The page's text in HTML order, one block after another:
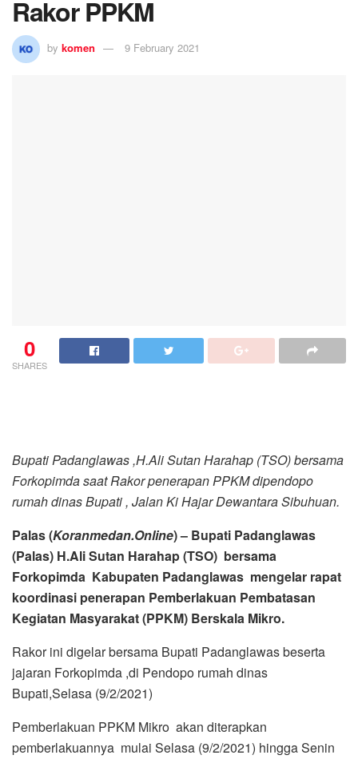
Rakor PPKM
by komen 9 February 2021
0
SHARES
Bupati Padanglawas ,H.Ali Sutan Harahap (TSO) bersama
Forkopimda saat Rakor penerapan PPKM dipendopo
rumah dinas Bupati , Jalan Ki Hajar Dewantara Sibuhuan.
Palas (Koranmedan.Online) – Bupati Padanglawas
(Palas) H.Ali Sutan Harahap (TSO) bersama
Forkopimda Kabupaten Padanglawas mengelar rapat
koordinasi penerapan Pemberlakuan Pembatasan
Kegiatan Masyarakat (PPKM) Berskala Mikro.
Rakor ini digelar bersama Bupati Padanglawas beserta
jajaran Forkopimda ,di Pendopo rumah dinas
Bupati,Selasa (9/2/2021)
Pemberlakuan PPKM Mikro akan diterapkan
pemberlakuannya mulai Selasa (9/2/2021) hingga Senin